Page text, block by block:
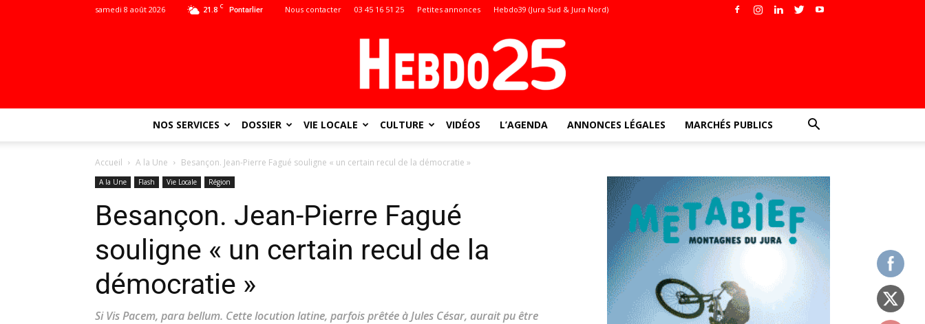
21.8 C Pontarlier
samedi 8 août 2026 Nous contacter 03 45 16 51 25 Petites annonces Hebdo39 (Jura Sud & Jura Nord)
toute
NOS SERVICES DOSSIER VIE LOCALE CULTURE VIDÉOS L’AGENDA ANNONCES LÉGALES MARCHÉS PUBLICS
Accueil A la Une Besançon. Jean-Pierre Fagué souligne « un certain recul de la démocratie »
A la Une Flash Vie Locale Région
Besançon. Jean-Pierre Fagué
souligne « un certain recul de la
démocratie »
Si Vis Pacem, para bellum. Cette locution latine, parfois prêtée à Jules César, aurait pu être